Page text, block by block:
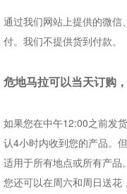
通过我们网站上提供的微信
付。我们不提供货到付款。
危地马拉可以当天订购
如果您在中午12:00之前发货
认4小时内收到您的产品。
适用于所有地点或所有产品。
您还可以在周六和周日送花